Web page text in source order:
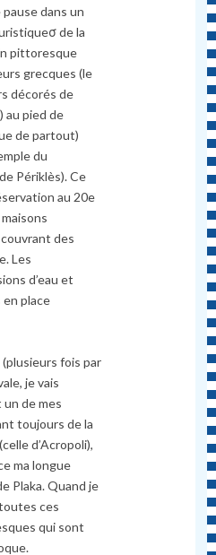
dans un
de la
pittoresque
grecques (le
décorés de
au pied de
de partout)
du
Périklès). Ce
au 20e
des
Les
d’eau et
place
fois par
je vais
un de mes
toujours de la
d’Acropoli),
ma longue
Plaka. Quand je
ces
qui sont